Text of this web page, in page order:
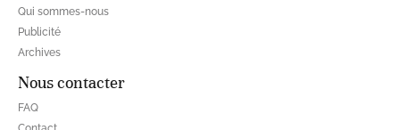
Qui sommes-nous
Publicité
Archives
Nous contacter
FAQ